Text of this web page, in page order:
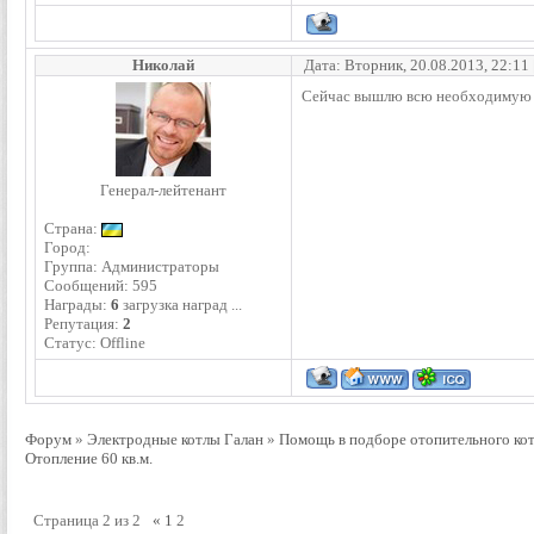
Николай Дата: Вторник, 20.08.2013,
Генерал-лейтенант
Страна:
Город:
Группа: Администраторы
Сообщений: 595
Награды: 6 загрузка наград ...
Репутация: 2
Статус: Offline
Сейчас вышлю всю
Форум » Электродные котлы Галан » Помощь в подборе отопительного
Отопление 60 кв.м.
Страница 2 из 2 « 1 2